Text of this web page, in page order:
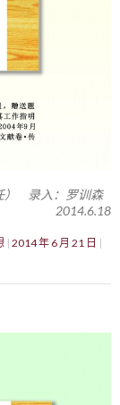
） 录入：罗训森
2014.6.18
2014 年 6 月 21 日